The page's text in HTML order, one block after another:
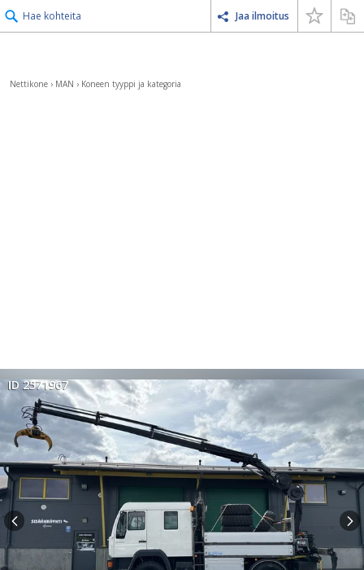
Hae kohteita Jaa ilmoitus
Nettikone › MAN › Koneen tyyppi ja kategoria
ID 2571967